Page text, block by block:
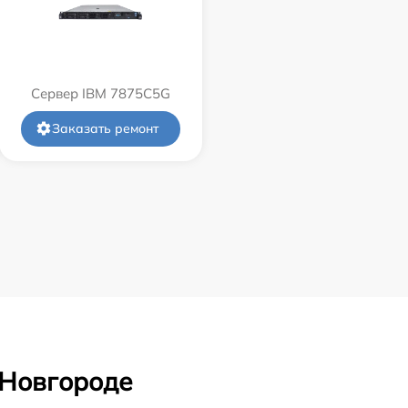
Сервер IBM 7875C5G
Заказать ремонт